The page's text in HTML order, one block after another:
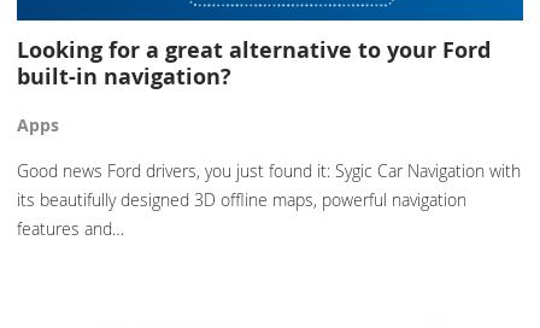
Looking for a great alternative to your Ford
built-in navigation?
Apps
Good news Ford drivers, you just found it: Sygic Car Navigation with
its beautifully designed 3D offline maps, powerful navigation
features and…